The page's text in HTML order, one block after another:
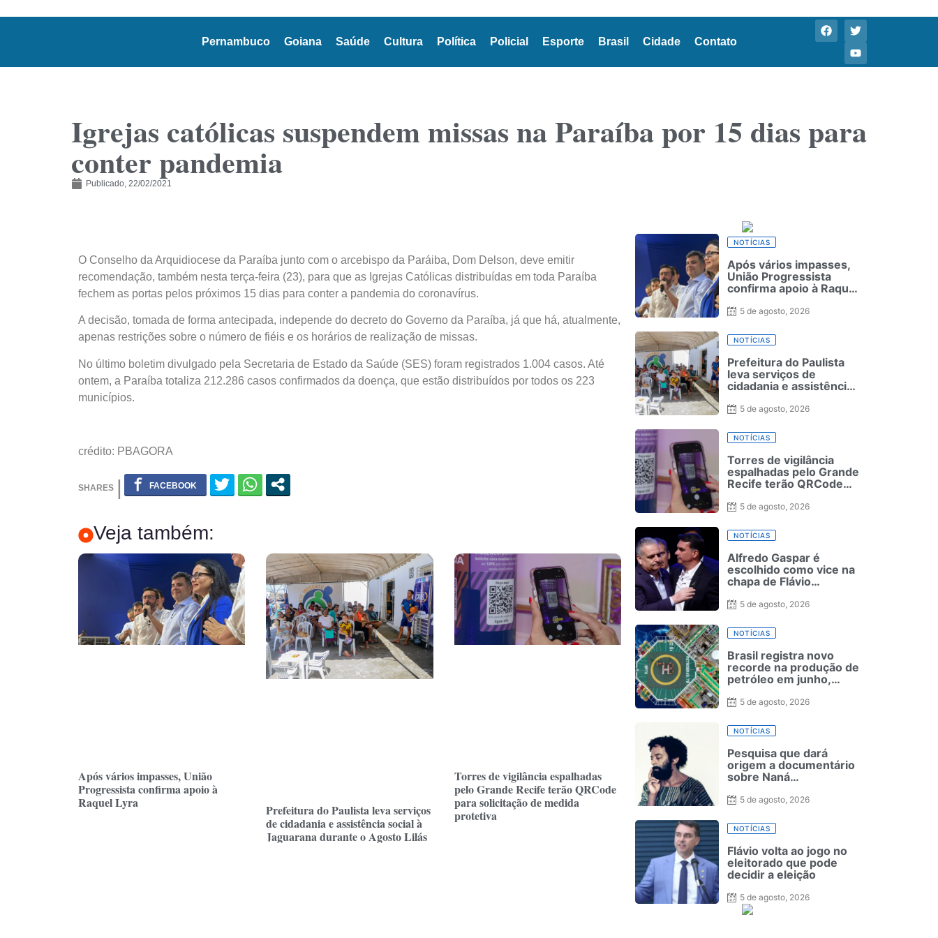
Pernambuco Goiana Saúde Cultura Política Policial Esporte Brasil Cidade Contato
Igrejas católicas suspendem missas na Paraíba por 15 dias para
conter pandemia
Publicado, 22/02/2021
O Conselho da Arquidiocese da Paraíba junto com o arcebispo da Paráiba, Dom Delson, deve emitir
recomendação, também nesta terça-feira (23), para que as Igrejas Católicas distribuídas em toda Paraíba
fechem as portas pelos próximos 15 dias para conter a pandemia do coronavírus.
A decisão, tomada de forma antecipada, independe do decreto do Governo da Paraíba, já que há, atualmente,
apenas restrições sobre o número de fiéis e os horários de realização de missas.
No último boletim divulgado pela Secretaria de Estado da Saúde (SES) foram registrados 1.004 casos. Até
ontem, a Paraíba totaliza 212.286 casos confirmados da doença, que estão distribuídos por todos os 223
municípios.
crédito: PBAGORA
Veja também:
Após vários impasses, União
Progressista confirma apoio à
Raquel Lyra
Prefeitura do Paulista leva serviços
de cidadania e assistência social à
Jaguarana durante o Agosto Lilás
Torres de vigilância espalhadas
pelo Grande Recife terão QRCode
para solicitação de medida
protetiva
NOTÍCIAS
Após vários impasses,
União Progressista
confirma apoio à Raquel
5 de agosto, 2026
NOTÍCIAS
Prefeitura do Paulista
leva serviços de
cidadania e assistência
durante o Agosto Lilás
5 de agosto, 2026
NOTÍCIAS
Torres de vigilância
espalhadas pelo Grande
Recife terão QRCode
medida protetiva
5 de agosto, 2026
NOTÍCIAS
Alfredo Gaspar é
escolhido como vice na
chapa de Flávio
5 de agosto, 2026
NOTÍCIAS
Brasil registra novo
recorde na produção de
petróleo em junho,
5 de agosto, 2026
NOTÍCIAS
Pesquisa que dará
origem a documentário
sobre Naná
lançada no Recife
5 de agosto, 2026
NOTÍCIAS
Flávio volta ao jogo no
eleitorado que pode
decidir a eleição
5 de agosto, 2026